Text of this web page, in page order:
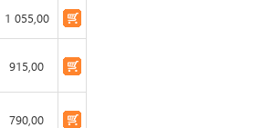
1 055,00
915,00
790,00